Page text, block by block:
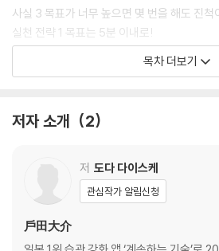
사실 3 목표가 너무 높으면 몇 번을 해도 진척
실천 전략 1 목표는 5분 이내로!
고민 1 ‘그런 낮은 목표가 의미가 있나?’
고민 2 ‘하지만 나는 할 수 있을 것 같은데?’
원칙 2_움직일 수 있을 때 떠올린다
사실 2 사람은 잊는다, 그래서 전략이 필요하다
실천 전략 1 몸이 저절로 움직이는 ‘결정적 타
실천 전략 2 ‘잊을 수 없는 환경’을 설계하라
고민 1 ‘늘 같은 시각에 움직일 수 있을까?’
목차 더보기
저자 소개 2
저 도다 다이스케
관심작가 알림신청
戶田大介